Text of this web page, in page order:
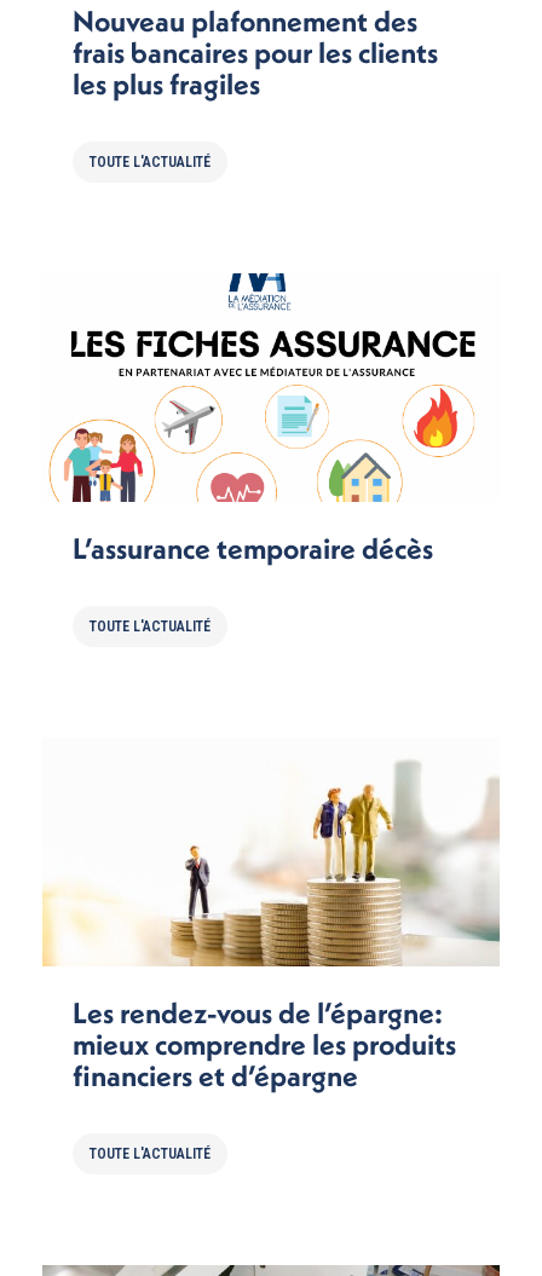
Nouveau plafonnement des
frais bancaires pour les clients
les plus fragiles
TOUTE L'ACTUALITÉ
L’assurance temporaire décès
TOUTE L'ACTUALITÉ
Les rendez-vous de l’épargne:
mieux comprendre les produits
financiers et d’épargne
TOUTE L'ACTUALITÉ